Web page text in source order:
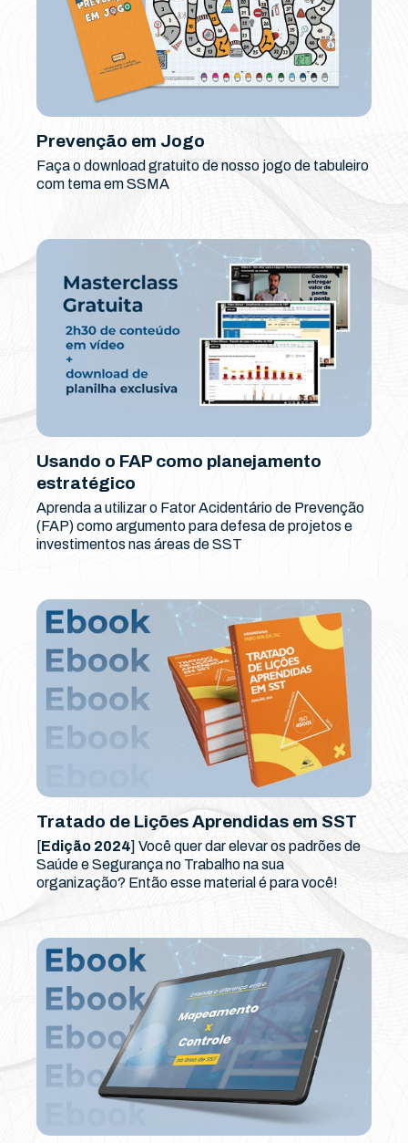
Prevenção em Jogo
Faça o download gratuito de nosso jogo de tabuleiro
com tema em SSMA
Usando o FAP como planejamento
estratégico
Aprenda a utilizar o Fator Acidentário de Prevenção
(FAP) como argumento para defesa de projetos e
investimentos nas áreas de SST
Tratado de Lições Aprendidas em SST
[Edição 2024] Você quer dar elevar os padrões de
Saúde e Segurança no Trabalho na sua
organização? Então esse material é para você!